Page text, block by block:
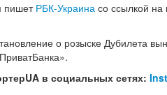
пишет РБК-Украина со ссылкой на
о розыске Дубилета
в социальных сетях: